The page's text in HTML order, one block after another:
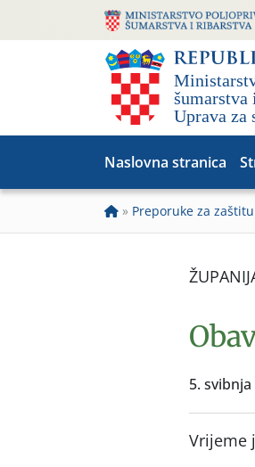
Naslovna stranica
» Preporuke za
5. svibnja
Vrijeme